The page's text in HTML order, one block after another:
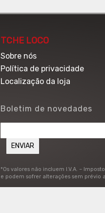
TCHE LOCO
Sobre nós
Política de privacidade
Localização da loja
Boletim de novedades
*Os valores não incluem I.V.A. –
e podem sofrer alterações sem prévio